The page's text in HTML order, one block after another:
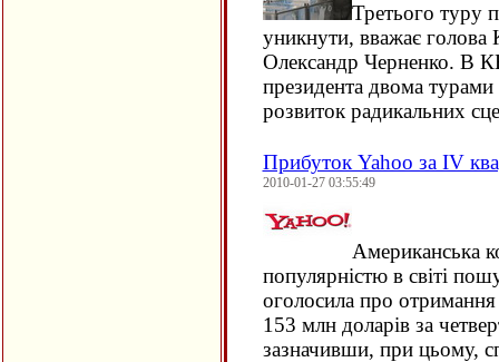
Третього туру
уникнути, вважає голова
Олександр Черненко. В
президента двома
розвиток радикальних
Прибуток Yahoo за IV
2010-01-27 03:55:49
Американська
популярністю в світі
оголосила про
153 млн доларів за
зазначивши, при цьому,